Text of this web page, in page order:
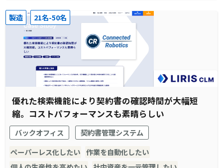
製造 21名-50名
優れた検索機能により契約書の確認時間が大幅短
縮。コストパフォーマンスも素晴らしい
バックオフィス
契約書管理システム
ペーパーレス化したい 作業を自動化したい